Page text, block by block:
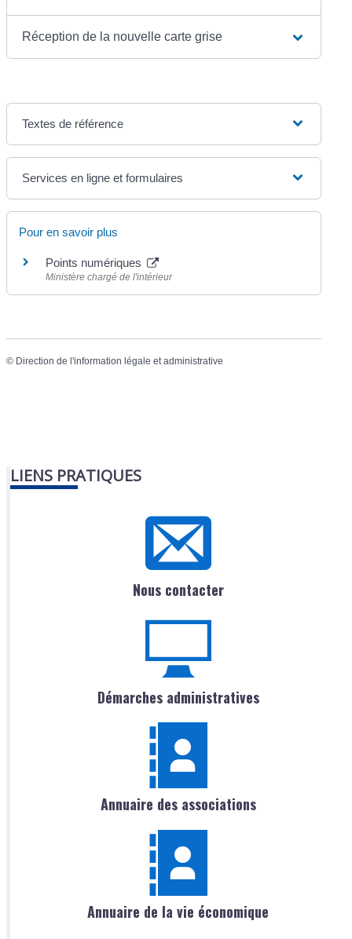
Réception de la nouvelle carte grise
Textes de référence
Services en ligne et formulaires
Pour en savoir plus
Points numériques
Ministère chargé de l'intérieur
© Direction de l'information légale et administrative
LIENS PRATIQUES
Nous contacter
Démarches administratives
Annuaire des associations
Annuaire de la vie économique